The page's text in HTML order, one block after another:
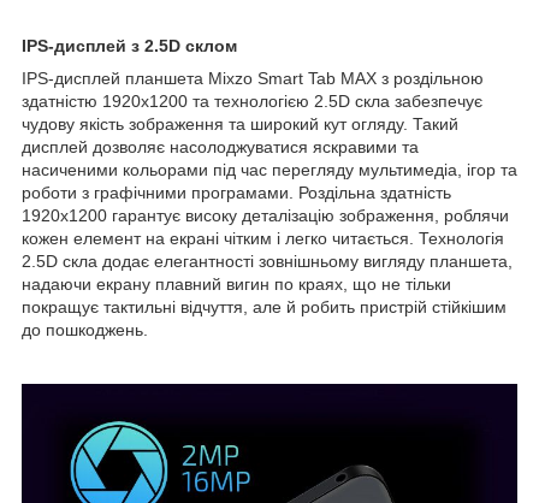
IPS-дисплей з 2.5D склом
IPS-дисплей планшета Mixzo Smart Tab MAX з роздільною
здатністю 1920х1200 та технологією 2.5D скла забезпечує
чудову якість зображення та широкий кут огляду. Такий
дисплей дозволяє насолоджуватися яскравими та
насиченими кольорами під час перегляду мультимедіа, ігор та
роботи з графічними програмами. Роздільна здатність
1920х1200 гарантує високу деталізацію зображення, роблячи
кожен елемент на екрані чітким і легко читається. Технологія
2.5D скла додає елегантності зовнішньому вигляду планшета,
надаючи екрану плавний вигин по краях, що не тільки
покращує тактильні відчуття, але й робить пристрій стійкішим
до пошкоджень.